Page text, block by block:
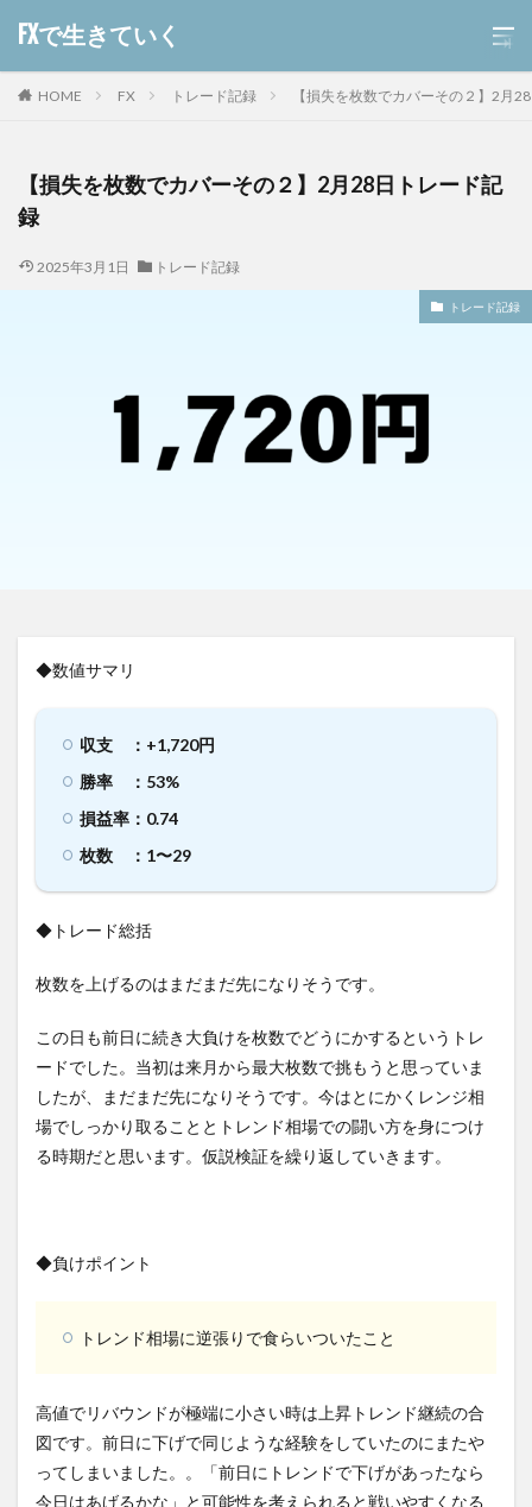
FXで生きていく
HOME FX トレード記録 【損失を枚数でカバーその２】2月
【損失を枚数でカバーその２】2月28日トレード記
録
2025年3月1日 トレード記録
トレード記録
◆数値サマリ
収支 ：+1,720円
勝率 ：53%
損益率：0.74
枚数 ：1〜29
◆トレード総括
枚数を上げるのはまだまだ先になりそうです。
この日も前日に続き大負けを枚数でどうにかするというトレ
ードでした。当初は来月から最大枚数で挑もうと思っていま
したが、まだまだ先になりそうです。今はとにかくレンジ相
場でしっかり取ることとトレンド相場での闘い方を身につけ
る時期だと思います。仮説検証を繰り返していきます。
◆負けポイント
トレンド相場に逆張りで食らいついたこと
高値でリバウンドが極端に小さい時は上昇トレンド継続の合
図です。前日に下げで同じような経験をしていたのにまたや
ってしまいました。。「前日にトレンドで下げがあったなら
今日はあげるかな」と可能性を考えられると戦いやすくなる